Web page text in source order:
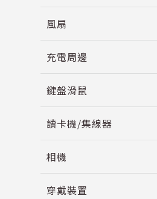
風扇
充電周邊
鍵盤滑鼠
讀卡機/集線器
相機
穿戴裝置